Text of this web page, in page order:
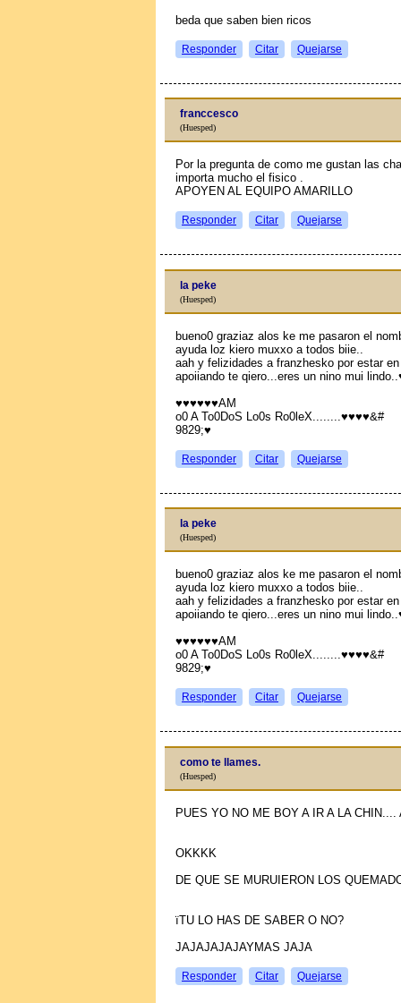
beda que saben bien ricos
Responder Citar Quejarse
franccesco
(Huesped)
Por la pregunta de como me gustan las
importa mucho el fisico .
APOYEN AL EQUIPO AMARILLO
Responder Citar Quejarse
la peke
(Huesped)
bueno0 graziaz alos ke me pasaron el
ayuda loz kiero muxxo a todos biie..
aah y felizidades a franzhesko por estar
apoiiando te qiero...eres un nino mui
♥♥♥♥♥♥AM
o0 A To0DoS Lo0s Ro0leX........♥♥♥♥&#
9829;♥
Responder Citar Quejarse
la peke
(Huesped)
bueno0 graziaz alos ke me pasaron el
ayuda loz kiero muxxo a todos biie..
aah y felizidades a franzhesko por estar
apoiiando te qiero...eres un nino mui
♥♥♥♥♥♥AM
o0 A To0DoS Lo0s Ro0leX........♥♥♥♥&#
9829;♥
Responder Citar Quejarse
como te llames.
(Huesped)
PUES YO NO ME BOY A IR A LA
OKKKK
DE QUE SE MURUIERON LOS
їTU LO HAS DE SABER O NO?
JAJAJAJAJAYMAS JAJA
Responder Citar Quejarse